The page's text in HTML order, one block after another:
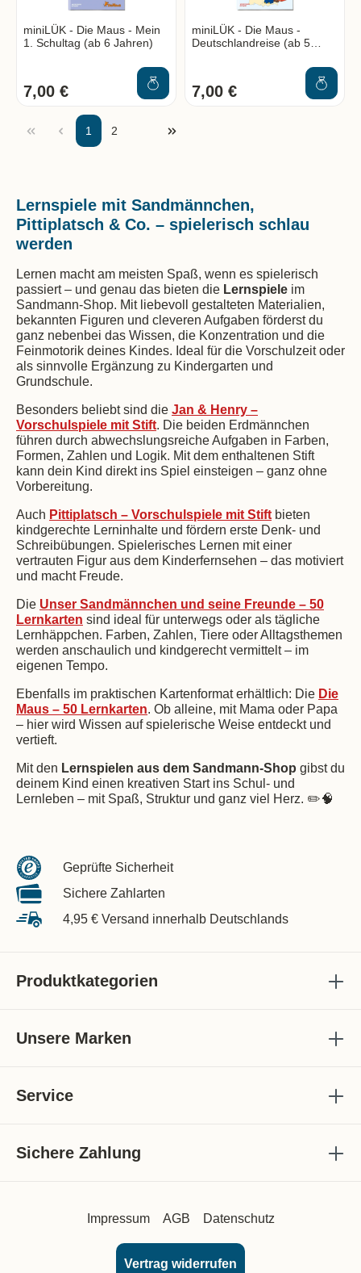
miniLÜK - Die Maus - Mein
1. Schultag (ab 6 Jahren)
7,00 €
miniLÜK - Die Maus -
Deutschlandreise (ab 5
7,00 €
Zu Seite 1Eine Seite zurück
1 2 Eine Seite vor
zur letzten Seite
Lernspiele mit Sandmännchen,
Pittiplatsch & Co. – spielerisch schlau
werden
Lernen macht am meisten Spaß, wenn es spielerisch
passiert – und genau das bieten die Lernspiele im
Sandmann-Shop. Mit liebevoll gestalteten Materialien,
bekannten Figuren und cleveren Aufgaben förderst du
ganz nebenbei das Wissen, die Konzentration und die
Feinmotorik deines Kindes. Ideal für die Vorschulzeit oder
als sinnvolle Ergänzung zu Kindergarten und
Grundschule.
Besonders beliebt sind die Jan & Henry –
Vorschulspiele mit Stift. Die beiden Erdmännchen
führen durch abwechslungsreiche Aufgaben in Farben,
Formen, Zahlen und Logik. Mit dem enthaltenen Stift
kann dein Kind direkt ins Spiel einsteigen – ganz ohne
Vorbereitung.
Auch Pittiplatsch – Vorschulspiele mit Stift bieten
kindgerechte Lerninhalte und fördern erste Denk- und
Schreibübungen. Spielerisches Lernen mit einer
vertrauten Figur aus dem Kinderfernsehen – das motiviert
und macht Freude.
Die Unser Sandmännchen und seine Freunde – 50
Lernkarten sind ideal für unterwegs oder als tägliche
Lernhäppchen. Farben, Zahlen, Tiere oder Alltagsthemen
werden anschaulich und kindgerecht vermittelt – im
eigenen Tempo.
Ebenfalls im praktischen Kartenformat erhältlich: Die Die
Maus – 50 Lernkarten. Ob alleine, mit Mama oder Papa
– hier wird Wissen auf spielerische Weise entdeckt und
vertieft.
Mit den Lernspielen aus dem Sandmann-Shop gibst du
deinem Kind einen kreativen Start ins Schul- und
Lernleben – mit Spaß, Struktur und ganz viel Herz. ✏️🧠
Geprüfte Sicherheit
Sichere Zahlarten
4,95 € Versand innerhalb Deutschlands
Produktkategorien
Unsere Marken
Service
Sichere Zahlung
Impressum AGB Datenschutz
Vertrag widerrufen